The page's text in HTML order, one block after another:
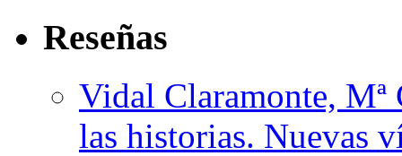
Reseñas
Vidal Claramonte,
las historias. Nuevas